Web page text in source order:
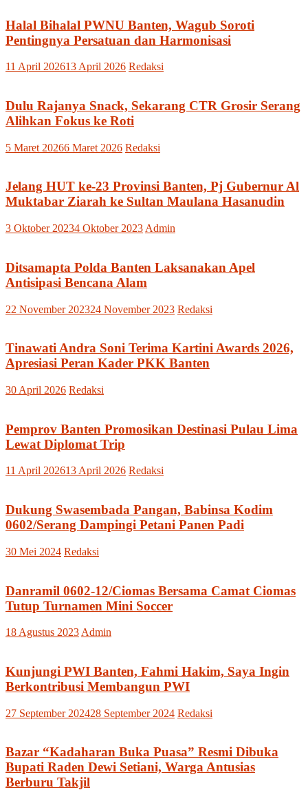
Halal Bihalal PWNU Banten, Wagub Soroti
Pentingnya Persatuan dan Harmonisasi
11 April 202613 April 2026 Redaksi
Dulu Rajanya Snack, Sekarang CTR Grosir Serang
Alihkan Fokus ke Roti
5 Maret 20266 Maret 2026 Redaksi
Jelang HUT ke-23 Provinsi Banten, Pj Gubernur Al
Muktabar Ziarah ke Sultan Maulana Hasanudin
3 Oktober 20234 Oktober 2023 Admin
Ditsamapta Polda Banten Laksanakan Apel
Antisipasi Bencana Alam
22 November 202324 November 2023 Redaksi
Tinawati Andra Soni Terima Kartini Awards 2026,
Apresiasi Peran Kader PKK Banten
30 April 2026 Redaksi
Pemprov Banten Promosikan Destinasi Pulau Lima
Lewat Diplomat Trip
11 April 202613 April 2026 Redaksi
Dukung Swasembada Pangan, Babinsa Kodim
0602/Serang Dampingi Petani Panen Padi
30 Mei 2024 Redaksi
Danramil 0602-12/Ciomas Bersama Camat Ciomas
Tutup Turnamen Mini Soccer
18 Agustus 2023 Admin
Kunjungi PWI Banten, Fahmi Hakim, Saya Ingin
Berkontribusi Membangun PWI
27 September 202428 September 2024 Redaksi
Bazar “Kadaharan Buka Puasa” Resmi Dibuka
Bupati Raden Dewi Setiani, Warga Antusias
Berburu Takjil